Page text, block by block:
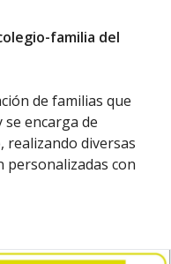
familia del
de familias que
encarga de
realizando diversas
personalizadas con